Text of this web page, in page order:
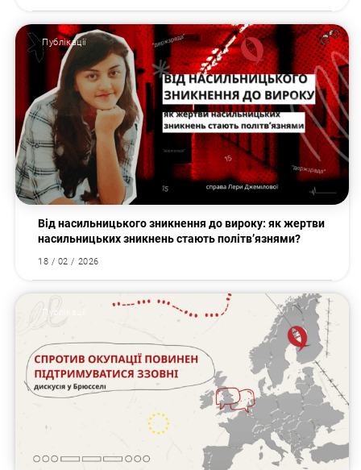
Публікації
Від насильницького зникнення до вироку: як жертви
насильницьких зникнень стають політв’язнями?
18 / 02 / 2026
Публікації